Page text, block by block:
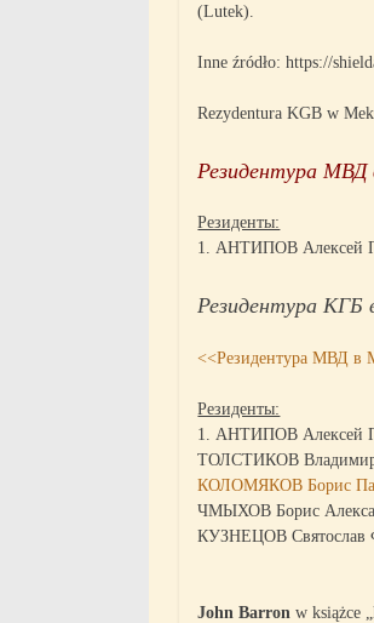
(Lutek).
Inne źródło: https://
Rezydentura KGB w
Резидентура МВД
Pезиденты:
1. АНТИПОВ Алексей
Резидентура КГБ
<<Резидентура МВД в
Резиденты:
1. АНТИПОВ Алексей
ТОЛСТИКОВ Владимир
КОЛОМЯКОВ Борис
ЧМЫХОВ Борис
КУЗНЕЦОВ Святослав
John Barron w książce